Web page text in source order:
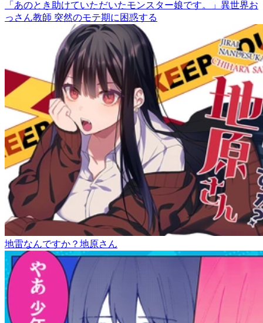
「あのとき助けていただいたモンスター娘です。」異世界お
っさん教師 突然のモテ期に困惑する
地雷なんですか？地原さん